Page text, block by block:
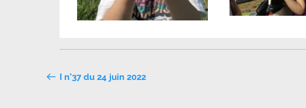
Navigation
I n°37 du 24 juin 2022